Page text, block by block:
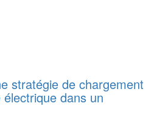
stratégie de chargement
dans un